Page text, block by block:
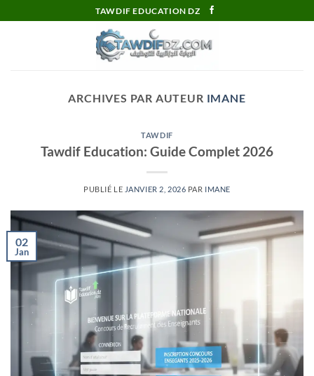
au
TAWDIF EDUCATION DZ
ARCHIVES PAR AUTEUR IMANE
TAWDIF
Tawdif Education: Guide Complet 2026
PUBLIÉ LE JANVIER 2, 2026 PAR IMANE
02
Jan